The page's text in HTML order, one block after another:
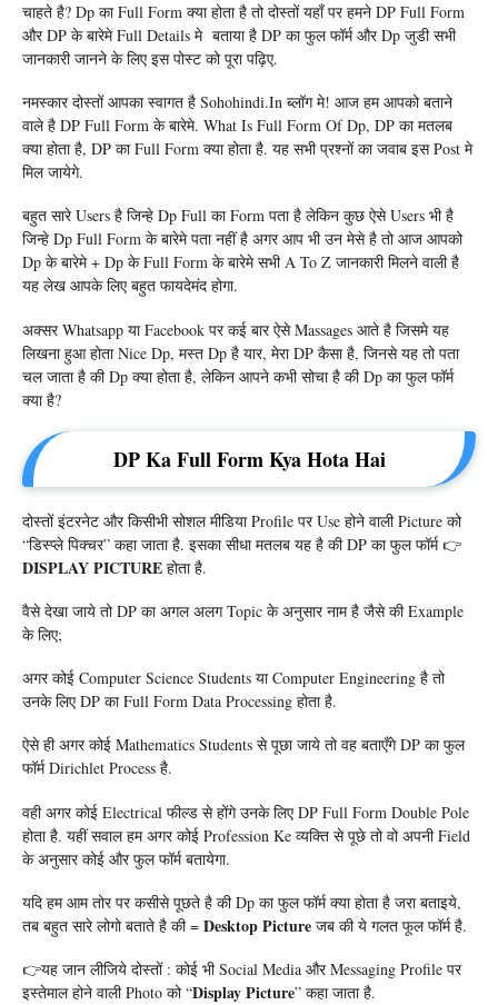
चाहते है? Dp का Full Form क्या होता है तो दोस्तों यहाँ पर हमने DP Full Form
और DP के बारेमे Full Details मे बताया है DP का फुल फॉर्म और Dp जुडी सभी
जानकारी जानने के लिए इस पोस्ट को पूरा पढ़िए.
नमस्कार दोस्तों आपका स्वागत है Sohohindi.in ब्लॉग मे! आज हम आपको बताने
वाले है DP Full Form के बारेमे. What Is Full Form Of Dp, DP का मतलब
क्या होता है, DP का Full Form क्या होता है. यह सभी प्रश्नों का जवाब इस Post मे
मिल जायेगे.
बहुत सारे Users है जिन्हे Dp Full का Form पता है लेकिन कुछ ऐसे Users भी है
जिन्हे Dp Full Form के बारेमे पता नहीं है अगर आप भी उन मेसे है तो आज आपको
Dp के बारेमे + Dp के Full Form के बारेमे सभी A To Z जानकारी मिलने वाली है
यह लेख आपके लिए बहुत फायदेमंद होगा.
अक्सर Whatsapp या Facebook पर कई बार ऐसे Massages आते है जिसमे यह
लिखना हुआ होता Nice Dp, मस्त Dp है यार, मेरा DP कैसा है, जिनसे यह तो पता
चल जाता है की Dp क्या होता है, लेकिन आपने कभी सोचा है की Dp का फुल फॉर्म
क्या है?
DP Ka Full Form Kya Hota Hai
दोस्तों इंटरनेट और किसीभी सोशल मीडिया Profile पर Use होने वाली Picture को
“डिस्प्ले पिक्चर” कहा जाता है. इसका सीधा मतलब यह है की DP का फुल फॉर्म 👉
DISPLAY PICTURE होता है.
वैसे देखा जाये तो DP का अगल अलग Topic के अनुसार नाम है जैसे की Example
के लिए;
अगर कोई Computer Science Students या Computer Engineering है तो
उनके लिए DP का Full Form Data Processing होता है.
ऐसे ही अगर कोई Mathematics Students से पूछा जाये तो वह बताएँगे DP का फुल
फॉर्म Dirichlet Process है.
वही अगर कोई Electrical फील्ड से होंगे उनके लिए DP Full Form Double Pole
होता है. यहीं सवाल हम अगर कोई Profession Ke व्यक्ति से पूछे तो वो अपनी Field
के अनुसार कोई और फुल फॉर्म बतायेगा.
यदि हम आम तोर पर कसीसे पूछते है की Dp का फुल फॉर्म क्या होता है जरा बताइये,
तब बहुत सारे लोगो बताते है की = Desktop Picture जब की ये गलत फूल फॉर्म है.
👉यह जान लीजिये दोस्तों : कोई भी Social Media और Messaging Profile पर
इस्तेमाल होने वाली Photo को “Display Picture” कहा जाता है.